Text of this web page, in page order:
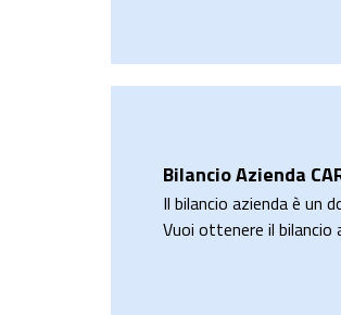
Bilancio Azienda
Il bilancio azienda è un
Vuoi ottenere il bilancio